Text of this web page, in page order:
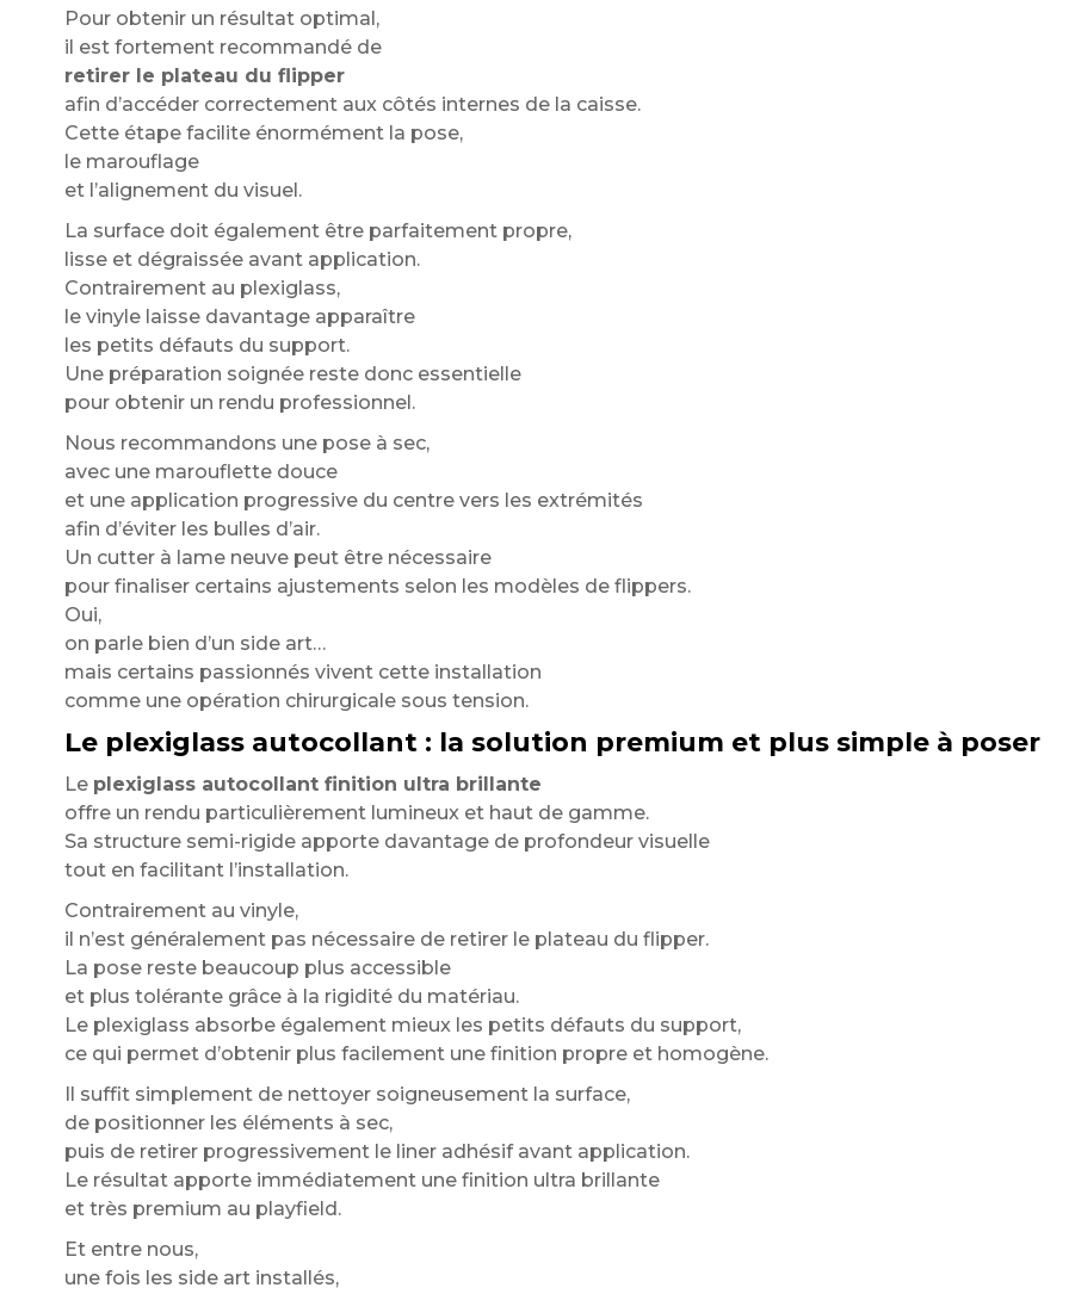
Pour obtenir un résultat optimal,
il est fortement recommandé de
retirer le plateau du flipper
afin d’accéder correctement aux côtés internes de la caisse.
Cette étape facilite énormément la pose,
le marouflage
et l’alignement du visuel.
La surface doit également être parfaitement propre,
lisse et dégraissée avant application.
Contrairement au plexiglass,
le vinyle laisse davantage apparaître
les petits défauts du support.
Une préparation soignée reste donc essentielle
pour obtenir un rendu professionnel.
Nous recommandons une pose à sec,
avec une marouflette douce
et une application progressive du centre vers les extrémités
afin d’éviter les bulles d’air.
Un cutter à lame neuve peut être nécessaire
pour finaliser certains ajustements selon les modèles de flippers.
Oui,
on parle bien d’un side art…
mais certains passionnés vivent cette installation
comme une opération chirurgicale sous tension.
Le plexiglass autocollant : la solution premium et plus simple à poser
Le plexiglass autocollant finition ultra brillante
offre un rendu particulièrement lumineux et haut de gamme.
Sa structure semi-rigide apporte davantage de profondeur visuelle
tout en facilitant l’installation.
Contrairement au vinyle,
il n’est généralement pas nécessaire de retirer le plateau du flipper.
La pose reste beaucoup plus accessible
et plus tolérante grâce à la rigidité du matériau.
Le plexiglass absorbe également mieux les petits défauts du support,
ce qui permet d’obtenir plus facilement une finition propre et homogène.
Il suffit simplement de nettoyer soigneusement la surface,
de positionner les éléments à sec,
puis de retirer progressivement le liner adhésif avant application.
Le résultat apporte immédiatement une finition ultra brillante
et très premium au playfield.
Et entre nous,
une fois les side art installés,